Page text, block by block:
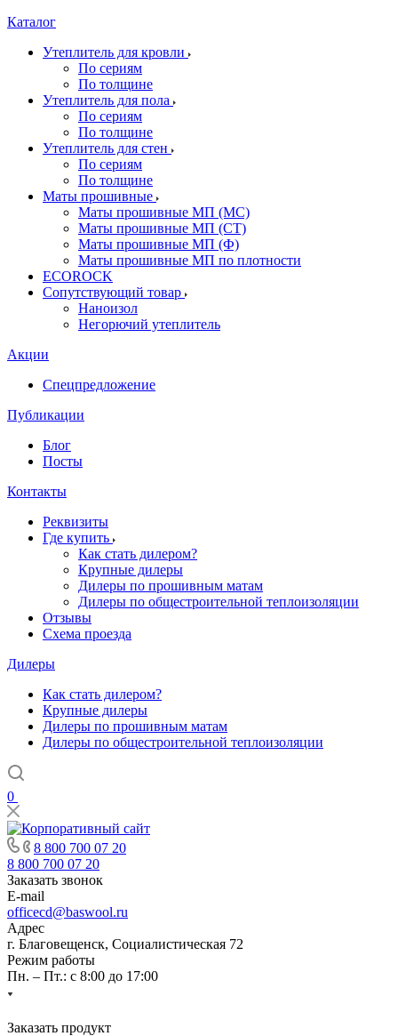
Каталог
Утеплитель для кровли
По сериям
По толщине
Утеплитель для пола
По сериям
По толщине
Утеплитель для стен
По сериям
По толщине
Маты прошивные
Маты прошивные МП (МС)
Маты прошивные МП (СТ)
Маты прошивные МП (Ф)
Маты прошивные МП по плотности
ECOROCK
Сопутствующий товар
Наноизол
Негорючий утеплитель
Акции
Спецпредложение
Публикации
Блог
Посты
Контакты
Реквизиты
Где купить
Как стать дилером?
Крупные дилеры
Дилеры по прошивным матам
Дилеры по общестроительной теплоизоляции
Отзывы
Схема проезда
Дилеры
Как стать дилером?
Крупные дилеры
Дилеры по прошивным матам
Дилеры по общестроительной теплоизоляции
0
8 800 700 07 20
8 800 700 07 20
Заказать звонок
E-mail
officecd@baswool.ru
Адрес
г. Благовещенск, Социалистическая 72
Режим работы
Пн. – Пт.: с 8:00 до 17:00
Заказать продукт